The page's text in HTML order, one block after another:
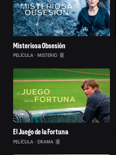
Misteriosa Obsesión
PELÍCULA MISTERIO 0
El Juego de la Fortuna
PELÍCULA DRAMA 0